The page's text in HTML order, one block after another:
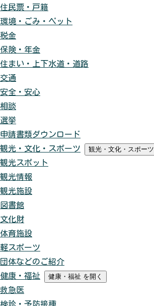
住民票・戸籍
環境・ごみ・ペット
税金
保険・年金
住まい・上下水道・道路
交通
安全・安心
相談
選挙
申請書類ダウンロード
観光・文化・スポーツ
観光・文化・スポーツ
観光スポット
観光情報
観光施設
図書館
文化財
体育施設
軽スポーツ
団体などのご紹介
健康・福祉
健康・福祉 を開く
救急医
検診・予防接種